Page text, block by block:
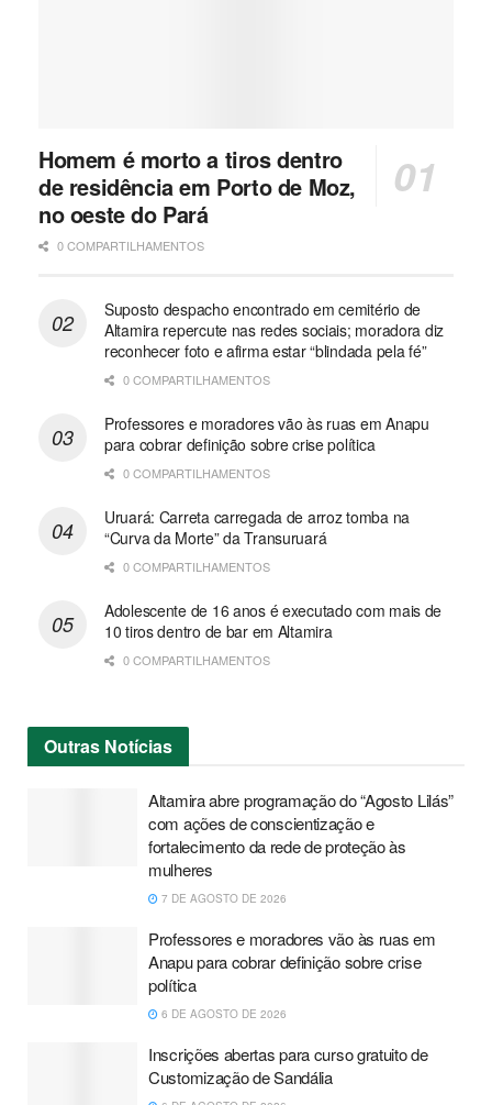
Homem é morto a tiros dentro
de residência em Porto de Moz,
no oeste do Pará
0 COMPARTILHAMENTOS
Suposto despacho encontrado em cemitério de
Altamira repercute nas redes sociais; moradora diz
reconhecer foto e afirma estar “blindada pela fé”
0 COMPARTILHAMENTOS
Professores e moradores vão às ruas em Anapu
para cobrar definição sobre crise política
0 COMPARTILHAMENTOS
Uruará: Carreta carregada de arroz tomba na
“Curva da Morte” da Transuruará
0 COMPARTILHAMENTOS
Adolescente de 16 anos é executado com mais de
10 tiros dentro de bar em Altamira
0 COMPARTILHAMENTOS
Outras Notícias
Altamira abre programação do “Agosto Lilás”
com ações de conscientização e
fortalecimento da rede de proteção às
mulheres
7 DE AGOSTO DE 2026
Professores e moradores vão às ruas em
Anapu para cobrar definição sobre crise
política
6 DE AGOSTO DE 2026
Inscrições abertas para curso gratuito de
Customização de Sandália